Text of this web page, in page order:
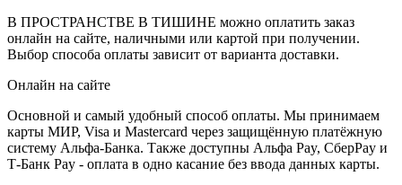
В ПРОСТРАНСТВЕ В ТИШИНЕ можно оплатить заказ
онлайн на сайте, наличными или картой при получении.
Выбор способа оплаты зависит от варианта доставки.
Онлайн на сайте
Основной и самый удобный способ оплаты. Мы принимаем
карты МИР, Visa и Mastercard через защищённую платёжную
систему Альфа-Банка. Также доступны Альфа Pay, СберPay и
Т-Банк Pay - оплата в одно касание без ввода данных карты.